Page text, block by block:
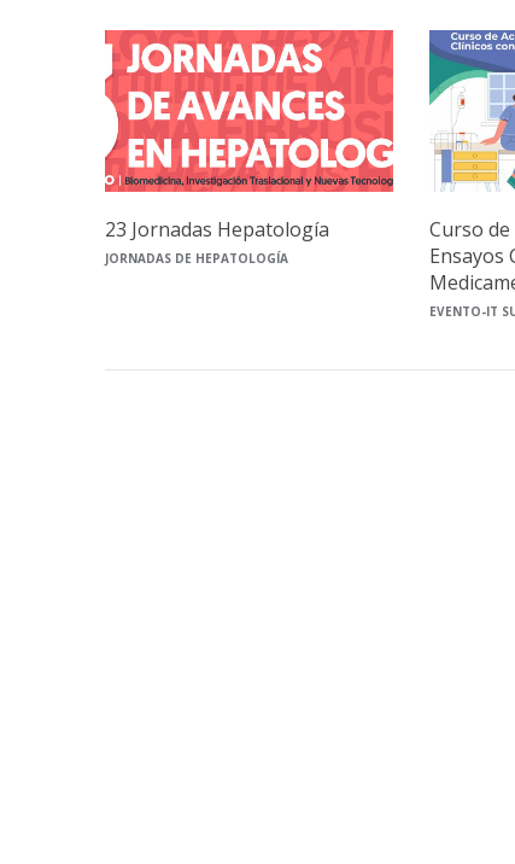
23 Jornadas Hepatología
JORNADAS DE HEPATOLOGÍA
Curso
Ensayos
EVENTO-IT